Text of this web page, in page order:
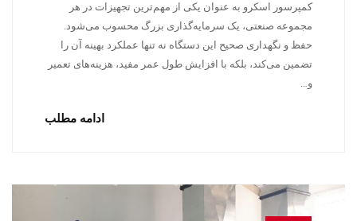
کمپرسور اسکرو به عنوان یکی از مهم‌ترین تجهیزات در هر
مجموعه صنعتی، یک سرمایه‌گذاری بزرگ محسوب می‌شود.
حفظ و نگهداری صحیح این دستگاه نه تنها عملکرد بهینه آن را
تضمین می‌کند، بلکه با افزایش طول عمر مفید، هزینه‌های تعمیر
و…
ادامه مطلب